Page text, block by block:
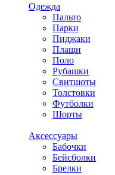
Одежда
Пальто
Парки
Пиджаки
Плащи
Поло
Рубашки
Свитшоты
Толстовки
Футболки
Шорты
Аксессуары
Бабочки
Бейсболки
Брелки